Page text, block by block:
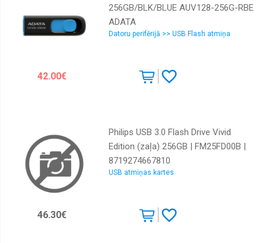
256GB/BLK/BLUE AUV128-256G-RBE
ADATA
Datoru perifērijā >> USB Flash atmiņa
42.00€
Philips USB 3.0 Flash Drive Vivid
Edition (zaļa) 256GB | FM25FD00B |
8719274667810
USB atmiņas kartes
46.30€